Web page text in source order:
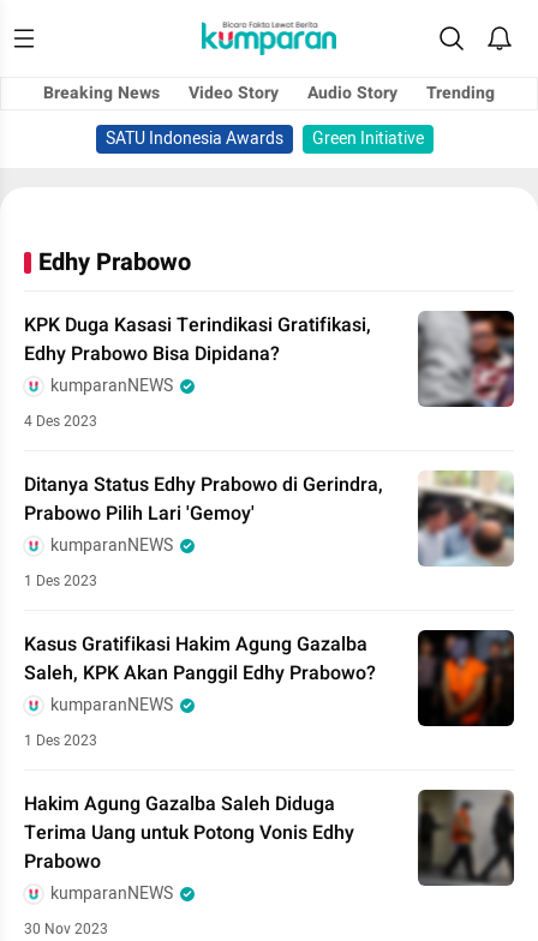
Breaking News Video Story Audio Story
Trending
SATU Indonesia Awards
Green Initiative
Edhy Prabowo
KPK Duga Kasasi Terindikasi Gratifikasi,
Edhy Prabowo Bisa Dipidana?
kumparanNEWS
4 Des 2023
Ditanya Status Edhy Prabowo di Gerindra,
Prabowo Pilih Lari 'Gemoy'
kumparanNEWS
1 Des 2023
Kasus Gratifikasi Hakim Agung Gazalba
Saleh, KPK Akan Panggil Edhy Prabowo?
kumparanNEWS
1 Des 2023
Hakim Agung Gazalba Saleh Diduga
Terima Uang untuk Potong Vonis Edhy
Prabowo
kumparanNEWS
30 Nov 2023